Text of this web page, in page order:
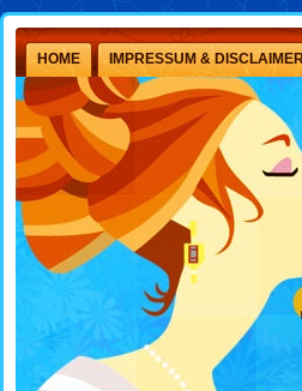
HOME IMPRESSUM &